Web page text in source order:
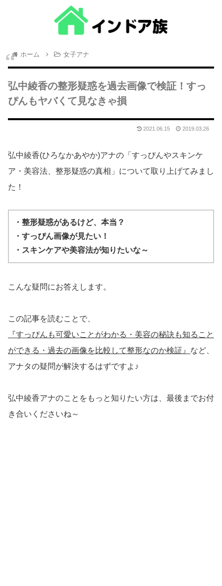
ホーム 女子アナ
弘中綾香の整形疑惑を過去画像で検証！すっ
ぴんもヤバくて見なきゃ損
2021.06.15 2019.03.26
弘中綾香(ひろなかあやか)アナの「すっぴんやスキンケ
ア・美容法、整形疑惑の真相」について取り上げてみまし
た！
・整形疑惑があるけど、本当？
・すっぴん画像が見たい！
・スキンケアや美容法が知りたいな～
こんな疑問にお答えします。
この記事を読むことで、
『すっぴんも可愛いことがわかる・美容の秘訣も知ること
ができる・過去の画像を比較して整形なのか検証』 など、
アナタの疑問が解決するはずですよ♪
弘中綾香アナのことをもっと知りたい方は、最後までお付
き合いくださいね～